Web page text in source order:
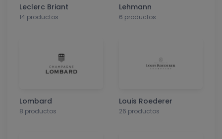
Leclerc Briant
14 productos
Lehmann
6 productos
Lombard
8 productos
Louis Roederer
26 productos